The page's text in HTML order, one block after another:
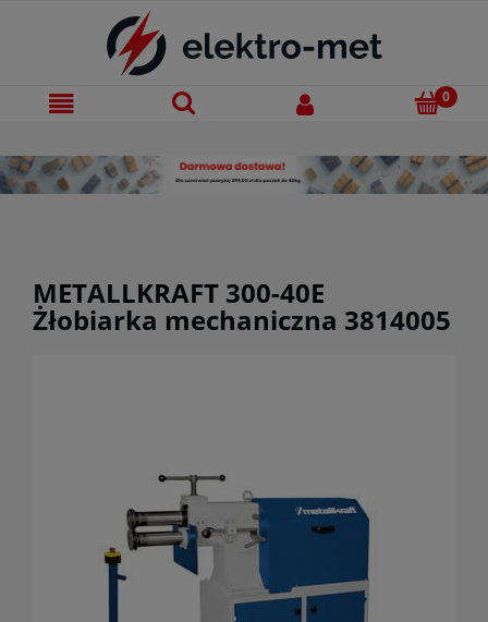
METALLKRAFT 300-40E
Żłobiarka mechaniczna 3814005